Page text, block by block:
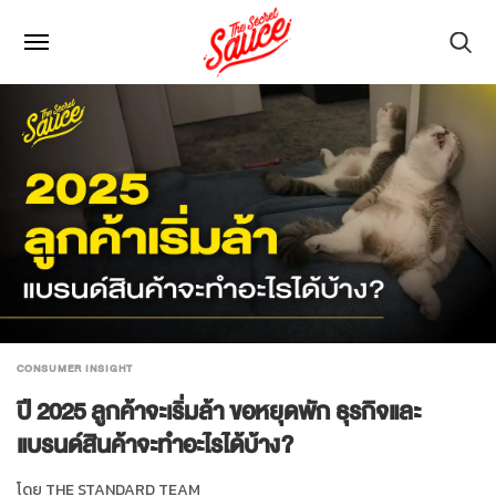
CONSUMER INSIGHT
ปี 2025 ลูกค้าจะเริ่มล้า ขอหยุดพัก ธุรกิจและ
แบรนด์สินค้าจะทำอะไรได้บ้าง?
โดย THE STANDARD TEAM